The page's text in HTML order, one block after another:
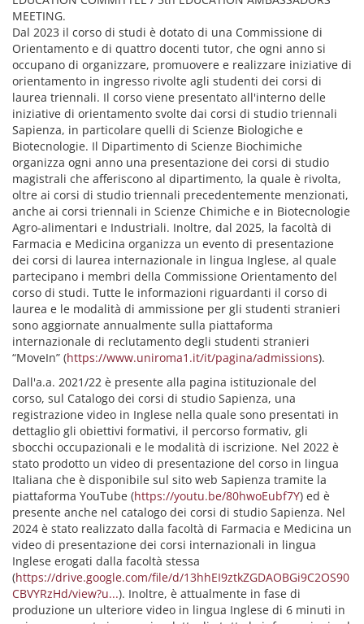
MEETING.
Dal 2023 il corso di studi è dotato di una Commissione di
Orientamento e di quattro docenti tutor, che ogni anno si
occupano di organizzare, promuovere e realizzare iniziative di
orientamento in ingresso rivolte agli studenti dei corsi di
laurea triennali. Il corso viene presentato all'interno delle
iniziative di orientamento svolte dai corsi di studio triennali
Sapienza, in particolare quelli di Scienze Biologiche e
Biotecnologie. Il Dipartimento di Scienze Biochimiche
organizza ogni anno una presentazione dei corsi di studio
magistrali che afferiscono al dipartimento, la quale è rivolta,
oltre ai corsi di studio triennali precedentemente menzionati,
anche ai corsi triennali in Scienze Chimiche e in Biotecnologie
Agro-alimentari e Industriali. Inoltre, dal 2025, la facoltà di
Farmacia e Medicina organizza un evento di presentazione
dei corsi di laurea internazionale in lingua Inglese, al quale
partecipano i membri della Commissione Orientamento del
corso di studi. Tutte le informazioni riguardanti il corso di
laurea e le modalità di ammissione per gli studenti stranieri
sono aggiornate annualmente sulla piattaforma
internazionale di reclutamento degli studenti stranieri
“MoveIn” (https://www.uniroma1.it/it/pagina/admissions).
Dall'a.a. 2021/22 è presente alla pagina istituzionale del
corso, sul Catalogo dei corsi di studio Sapienza, una
registrazione video in Inglese nella quale sono presentati in
dettaglio gli obiettivi formativi, il percorso formativ, gli
sbocchi occupazionali e le modalità di iscrizione. Nel 2022 è
stato prodotto un video di presentazione del corso in lingua
Italiana che è disponibile sul sito web Sapienza tramite la
piattaforma YouTube (https://youtu.be/80hwoEubf7Y) ed è
presente anche nel catalogo dei corsi di studio Sapienza. Nel
2024 è stato realizzato dalla facoltà di Farmacia e Medicina un
video di presentazione dei corsi internazionali in lingua
Inglese erogati dalla facoltà stessa
(https://drive.google.com/file/d/13hhEI9ztkZGDAOBGi9C2OS90
CBVYRzHd/view?u...). Inoltre, è attualmente in fase di
produzione un ulteriore video in lingua Inglese di 6 minuti in